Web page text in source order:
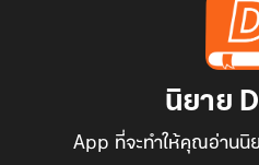
นิยาย
App ที่จะทำให้คุณอ่านนิ